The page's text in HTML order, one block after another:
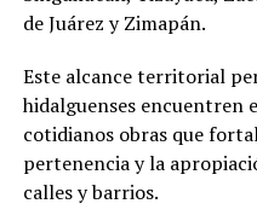
de Juárez y Zimapán.
Este alcance territorial
hidalguenses encuentren
cotidianos obras que
pertenencia y la
calles y barrios.